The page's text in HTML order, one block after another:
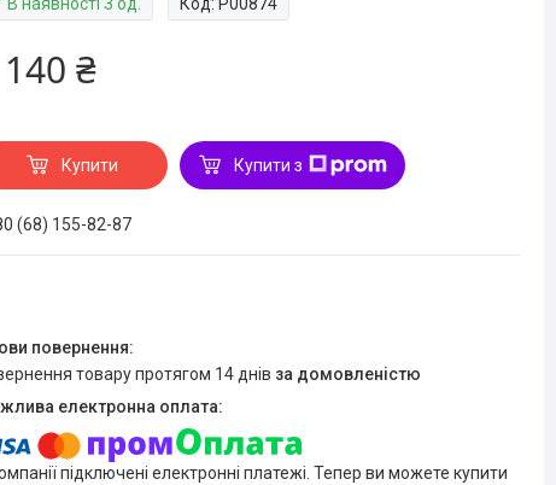
₴
Купити Купити з
(68) 155-82-87
товару протягом 14 днів за домовленістю
підключені електронні платежі. Тепер ви можете купити